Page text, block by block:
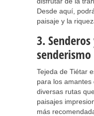
Desde aquí,
paisaje y la
3.
senderismo
Tejeda de Tiétar
para los amantes
diversas rutas
paisajes
más